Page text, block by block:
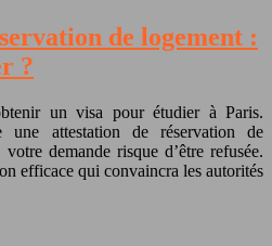
de logement :
?
un visa pour étudier à Paris.
une attestation de réservation de
demande risque d’être refusée.
efficace qui convaincra les autorités